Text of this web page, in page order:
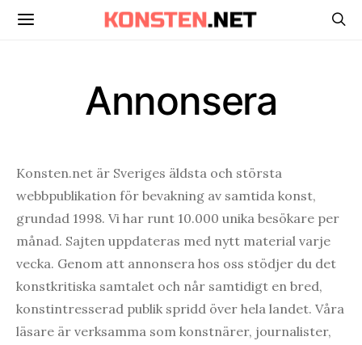
Annonsera
Konsten.net är Sveriges äldsta och största
webbpublikation för bevakning av samtida konst,
grundad 1998. Vi har runt 10.000 unika besökare per
månad. Sajten uppdateras med nytt material varje
vecka. Genom att annonsera hos oss stödjer du det
konstkritiska samtalet och når samtidigt en bred,
konstintresserad publik spridd över hela landet. Våra
läsare är verksamma som konstnärer, journalister,